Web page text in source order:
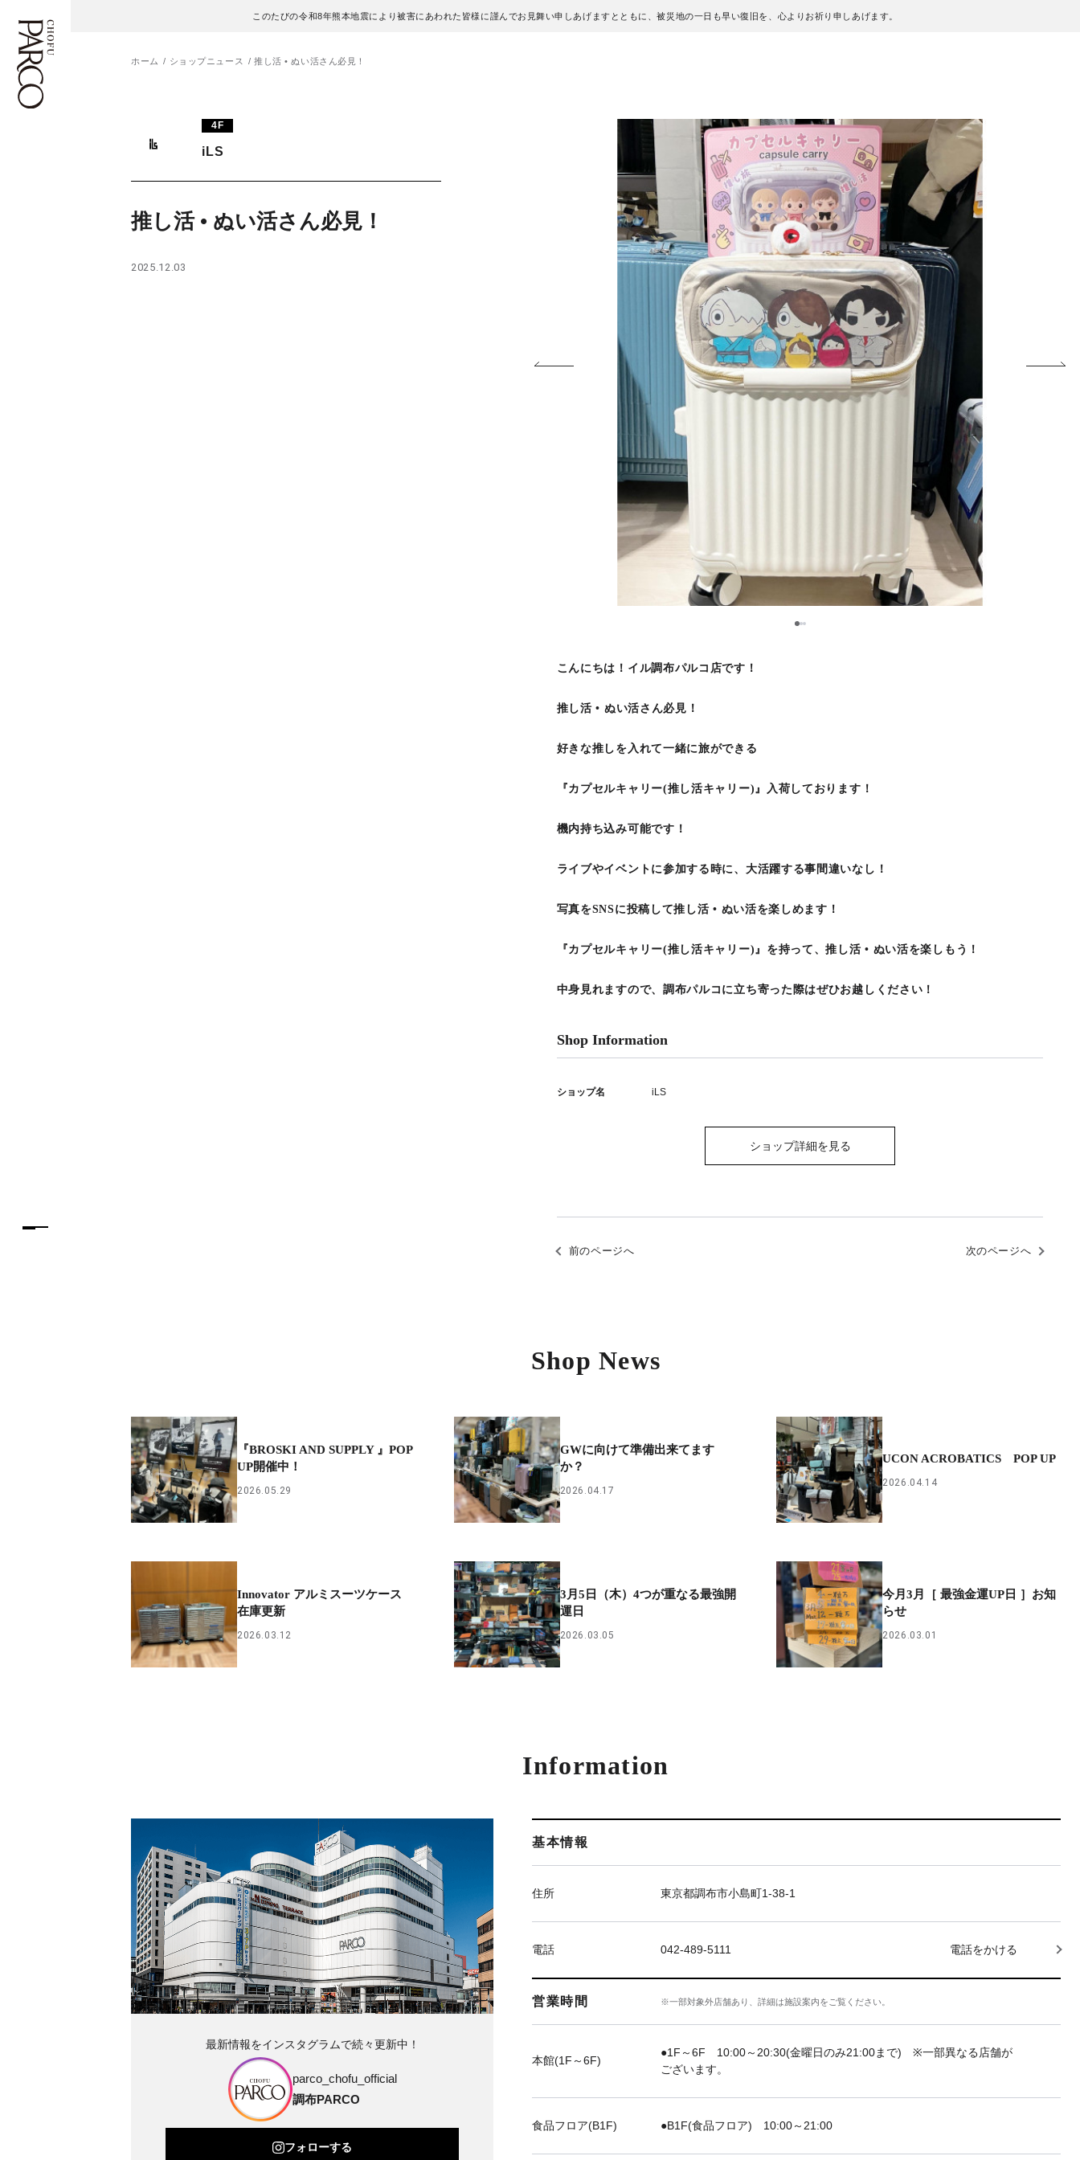
このたびの令和8年熊本地震により被害にあわれた皆様に謹んでお見舞い申しあげますとともに、被災地の一日も早い復旧を、心よりお祈り申しあげます。
施設案内・アクセス
ホーム ショップニュース 推し活 • ぬい活さん必見！
4F
iLS
推し活 • ぬい活さん必見！
2025.12.03
123
こんにちは！イル調布パルコ店です！
推し活 • ぬい活さん必見！
好きな推しを入れて一緒に旅ができる
『カプセルキャリー(推し活キャリー)』入荷しております！
機内持ち込み可能です！
ライブやイベントに参加する時に、大活躍する事間違いなし！
写真をSNSに投稿して推し活 • ぬい活を楽しめます！
『カプセルキャリー(推し活キャリー)』を持って、推し活 • ぬい活を楽しもう！
中身見れますので、調布パルコに立ち寄った際はぜひお越しください！
Shop Information
ショップ名 iLS
ショップ詳細を見る
前のページへ 次のページへ
Shop News
『BROSKI AND SUPPLY 』POP
UP開催中！
2026.05.29
GWに向けて準備出来てます
か？
2026.04.17
UCON ACROBATICS POP UP
2026.04.14
Innovator アルミスーツケース
在庫更新
2026.03.12
3月5日（木）4つが重なる最強開
運日
2026.03.05
今月3月［ 最強金運UP日 ］お知
らせ
2026.03.01
Information
基本情報
住所 東京都調布市小島町1-38-1
電話 042-489-5111 電話をかける
営業時間 ※一部対象外店舗あり、詳細は施設案内をご覧ください。
本館(1F～6F)
●1F～6F 10:00～20:30(金曜日のみ21:00まで) ※一部異なる店舗が
ございます。
食品フロア(B1F) ●B1F(食品フロア) 10:00～21:00
最新情報をインスタグラムで続々更新中！
parco_chofu_official
調布PARCO
フォローする